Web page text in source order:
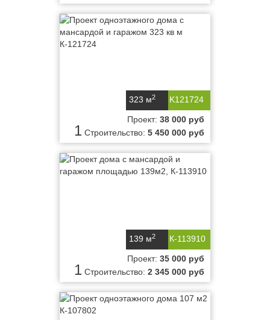
K121724
323 м2
1
Проект: 38 000 руб
Строительство: 5 450 000 руб
К-113910
139 м2
1
Проект: 35 000 руб
Строительство: 2 345 000 руб